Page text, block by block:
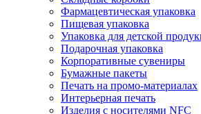
Фармацевтическая упаковка
Пищевая упаковка
Упаковка для детской
Подарочная упаковка
Корпоративные сувениры
Бумажные пакеты
Печать на промо-материалах
Интерьерная печать
Изделия с носителями NFC